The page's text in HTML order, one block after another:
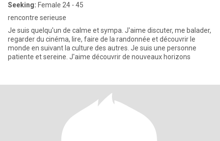
Seeking: Female 24 - 45
rencontre serieuse
Je suis quelqu'un de calme et sympa. J'aime discuter, me balader,
regarder du cinéma, lire, faire de la randonnée et découvrir le
monde en suivant la culture des autres. Je suis une personne
patiente et sereine. J'aime découvrir de nouveaux horizons